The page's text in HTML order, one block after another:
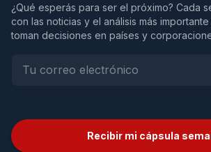
¿Qué esperás para ser el próximo? Cada
con las noticias y el análisis más
toman decisiones en países y
Recibir mi cápsula